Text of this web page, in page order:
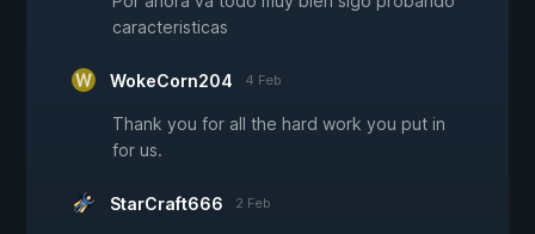
caracteristicas
WokeCorn204 4 Feb
Thank you for all the hard work you put in
for us.
StarCraft666 2 Feb